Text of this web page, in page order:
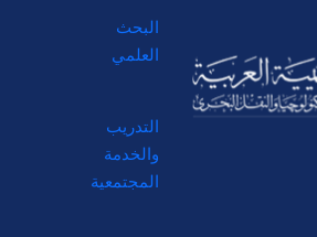
البحث
العلمي
التدريب
والخدمة
المجتمعية